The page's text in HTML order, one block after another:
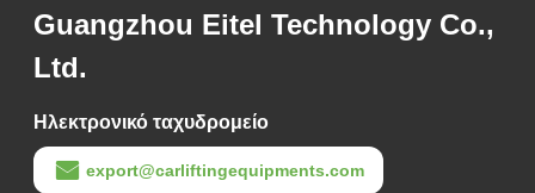
Guangzhou Eitel Technology Co.,
Ltd.
Ηλεκτρονικό ταχυδρομείο
export@carliftingequipments.com